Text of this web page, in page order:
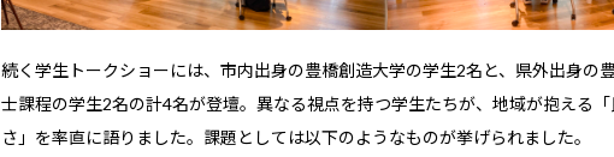
続く学生トークショーには、市内出身の豊橋創造大学の学生2名と、県外出身の
士課程の学生2名の計4名が登壇。異なる視点を持つ学生たちが、地域が抱える
さ」を率直に語りました。課題としては以下のようなものが挙げられました。